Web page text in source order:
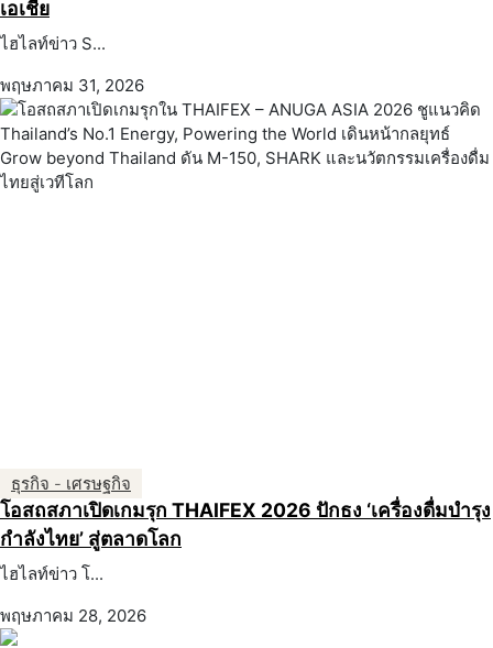
เอเชีย
ไฮไลท์ข่าว S...
พฤษภาคม 31, 2026
ธุรกิจ - เศรษฐกิจ
โอสถสภาเปิดเกมรุก THAIFEX 2026 ปักธง ‘เครื่องดื่มบำรุง
กำลังไทย’ สู่ตลาดโลก
ไฮไลท์ข่าว โ...
พฤษภาคม 28, 2026